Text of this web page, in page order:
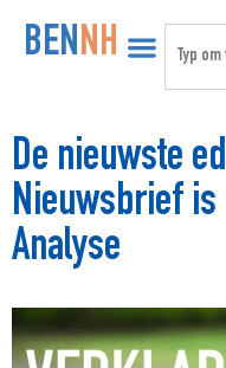
BENNH
De nieuwste
Nieuwsbrief
Analyse